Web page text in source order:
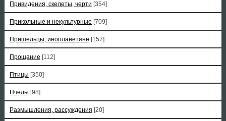
Привидения, скелеты, черти [354]
Прикольные и некультурные [709]
Пришельцы, инопланетяне [157]
Прощание [112]
Птицы [350]
Пчелы [98]
Размышления, рассуждения [20]